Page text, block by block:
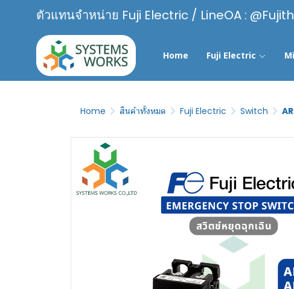
ตัวแทนจำหน่าย Fuji Electric / LineOA :
Home Fuji Electric
Home สินค้าทั้งหมด Fuji Electric Switch